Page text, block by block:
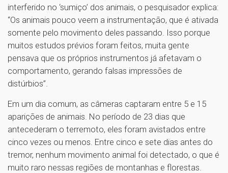
interferido no ‘sumiço’ dos animais, o pesquisador explica:
“Os animais pouco veem a instrumentação, que é ativada
somente pelo movimento deles passando. Isso porque
muitos estudos prévios foram feitos, muita gente
pensava que os próprios instrumentos já afetavam o
comportamento, gerando falsas impressões de
distúrbios”.
Em um dia comum, as câmeras captaram entre 5 e 15
aparições de animais. No período de 23 dias que
antecederam o terremoto, eles foram avistados entre
cinco vezes ou menos. Entre cinco e sete dias antes do
tremor, nenhum movimento animal foi detectado, o que é
muito raro nessas regiões de montanhas e florestas.